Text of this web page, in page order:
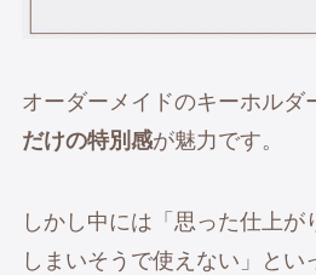
オーダーメイドのキーホルダ
だけの特別感が魅力です。
しかし中には「思った仕上が
しまいそうで使えない」とい